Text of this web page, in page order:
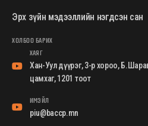
Эрх зүйн мэдээллийн нэгдсэн сан
ХОЛБОО БАРИХ
ХАЯГ
Хан-Уул дүүрэг, 3-р хороо,
цамхаг, 1201 тоот
ИМЭЙЛ
piu@baccp.mn